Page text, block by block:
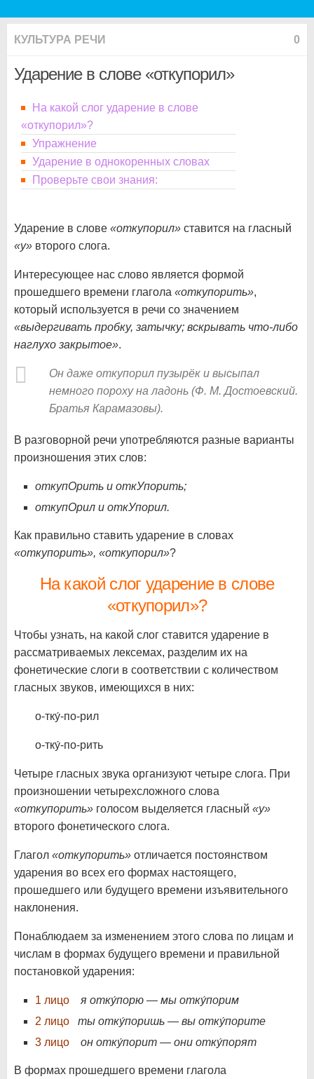
КУЛЬТУРА РЕЧИ 0
Ударение в слове «откупорил»
На какой слог ударение в слове
«откупорил»?
Упражнение
Ударение в однокоренных словах
Проверьте свои знания:
Ударение в слове «откупорил» ставится на гласный
«у» второго слога.
Интересующее нас слово является формой
прошедшего времени глагола «откупорить»,
который используется в речи со значением
«выдергивать пробку, затычку; вскрывать что-либо
наглухо закрытое».
Он даже откупорил пузырёк и высыпал
немного пороху на ладонь (Ф. М. Достоевский.
Братья Карамазовы).
В разговорной речи употребляются разные варианты
произношения этих слов:
откупОрить и откУпорить;
откупОрил и откУпорил.
Как правильно ставить ударение в словах
«откупорить», «откупорил»?
На какой слог ударение в слове
«откупорил»?
Чтобы узнать, на какой слог ставится ударение в
рассматриваемых лексемах, разделим их на
фонетические слоги в соответствии с количеством
гласных звуков, имеющихся в них:
о-тку́-по-рил
о-тку́-по-рить
Четыре гласных звука организуют четыре слога. При
произношении четырехсложного слова
«откупорить» голосом выделяется гласный «у»
второго фонетического слога.
Глагол «откупорить» отличается постоянством
ударения во всех его формах настоящего,
прошедшего или будущего времени изъявительного
наклонения.
Понаблюдаем за изменением этого слова по лицам и
числам в формах будущего времени и правильной
постановкой ударения:
1 лицо
я отку́порю — мы отку́порим
2 лицо ты отку́поришь — вы отку́порите
3 лицо
он отку́порит — они отку́порят
В формах прошедшего времени глагола